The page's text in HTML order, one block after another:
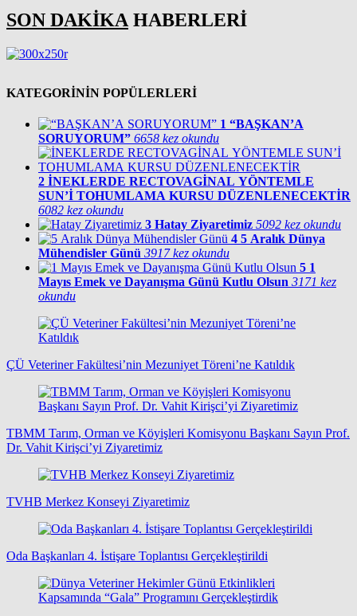
SON DAKİKA HABERLERİ
KATEGORİNİN POPÜLERLERİ
1 “BAŞKAN’A
SORUYORUM” 6658 kez okundu
2 İNEKLERDE RECTOVAGİNAL YÖNTEMLE
SUN’İ TOHUMLAMA KURSU DÜZENLENECEKTİR
6082 kez okundu
3 Hatay Ziyaretimiz 5092 kez okundu
4 5 Aralık Dünya
Mühendisler Günü 3917 kez okundu
5 1
Mayıs Emek ve Dayanışma Günü Kutlu Olsun 3171 kez
okundu
ÇÜ Veteriner Fakültesi’nin Mezuniyet Töreni’ne Katıldık
TBMM Tarım, Orman ve Köyişleri Komisyonu Başkanı Sayın Prof.
Dr. Vahit Kirişci’yi Ziyaretimiz
TVHB Merkez Konseyi Ziyaretimiz
Oda Başkanları 4. İstişare Toplantısı Gerçekleştirildi